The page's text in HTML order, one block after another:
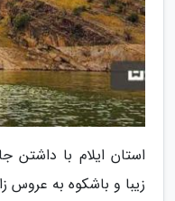
استان ایلام با داشتن
زیبا و باشکوه به